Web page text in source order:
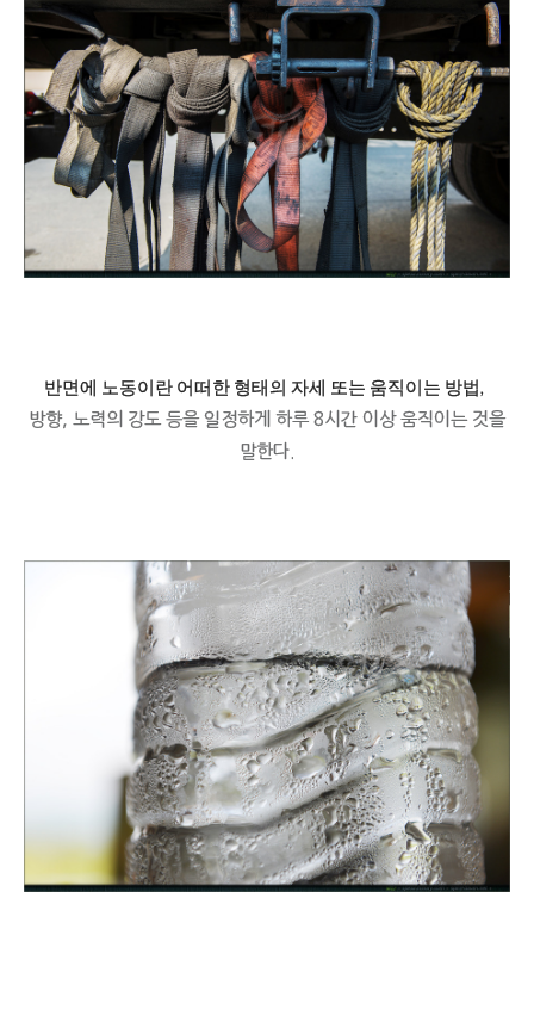
반면에 노동이란 어떠한 형태의 자세 또는 움직이는 방법,
방향, 노력의 강도 등을 일정하게 하루 8시간 이상 움직이는 것을
말한다.